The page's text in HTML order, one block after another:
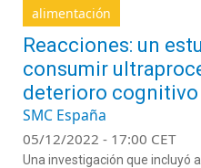
alimentación
Reacciones: un
consumir
deterioro cognitivo
SMC España
05/12/2022 - 17:00 CET
Una investigación que incluyó